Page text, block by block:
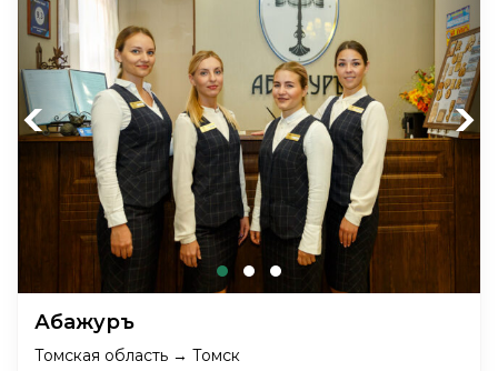
Previous Next
Абажуръ
Томская область → Томск